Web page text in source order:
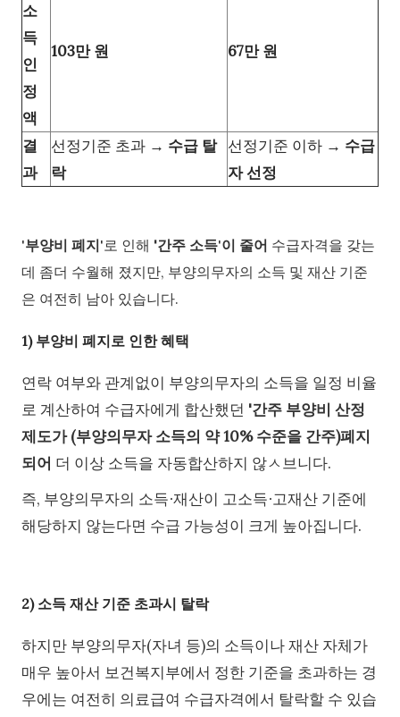
소
득
인
정
액
103만 원 67만 원
결
과
선정기준 초과 → 수급 탈
락
선정기준 이하 → 수급
자 선정
'부양비 폐지'로 인해 '간주 소득'이 줄어 수급자격을 갖는
데 좀더 수월해 졌지만, 부양의무자의 소득 및 재산 기준
은 여전히 남아 있습니다.
1) 부양비 폐지로 인한 혜택
연락 여부와 관계없이 부양의무자의 소득을 일정 비율
로 계산하여 수급자에게 합산했던 '간주 부양비 산정
제도가 (부양의무자 소득의 약 10% 수준을 간주)폐지
되어 더 이상 소득을 자동합산하지 않ㅅ브니다.
즉, 부양의무자의 소득∙재산이 고소득∙고재산 기준에
해당하지 않는다면 수급 가능성이 크게 높아집니다.
2) 소득 재산 기준 초과시 탈락
하지만 부양의무자(자녀 등)의 소득이나 재산 자체가
매우 높아서 보건복지부에서 정한 기준을 초과하는 경
우에는 여전히 의료급여 수급자격에서 탈락할 수 있습